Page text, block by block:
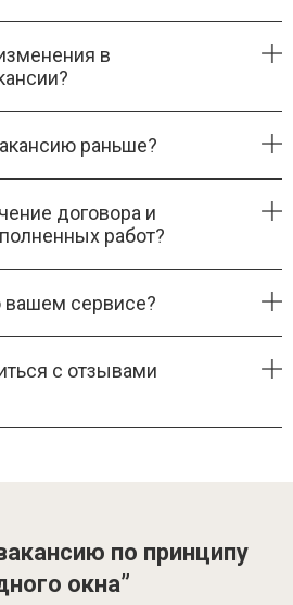
в
раньше?
договора и
работ?
вашем сервисе?
с отзывами
по принципу
окна”